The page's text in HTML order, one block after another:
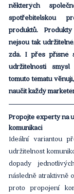
některých
spotřebitelskou
produktů.
nejsou tak
zdá. I přes přísné
udržitelnosti
tomuto tématu
naučit každý
Propojte experty na
komunikaci
Ideální variantou
udržitelnost
dopady
následně atraktivně
proto propojení